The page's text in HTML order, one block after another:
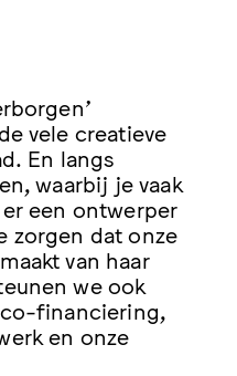
vele creatieve
En langs
waarbij je vaak
een ontwerper
zorgen dat onze
van haar
we ook
financiering,
en onze